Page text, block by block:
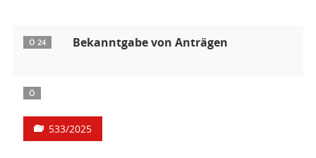
Ö 24 Bekanntgabe von Anträgen
Ö
533/2025